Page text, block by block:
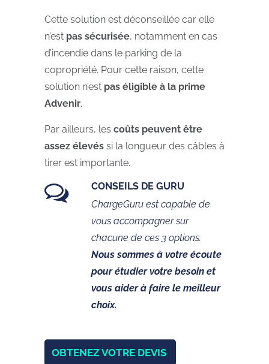
Cette solution est déconseillée car elle
n’est pas sécurisée, notamment en cas
d’incendie dans le parking de la
copropriété. Pour cette raison, cette
solution n’est pas éligible à la prime
Advenir.
Par ailleurs, les coûts peuvent être
assez élevés si la longueur des câbles à
tirer est importante.
CONSEILS DE GURU
ChargeGuru est capable de
vous accompagner sur
chacune de ces 3 options.
Nous sommes à votre écoute
pour étudier votre besoin et
vous aider à faire le meilleur
choix.
OBTENEZ VOTRE DEVIS